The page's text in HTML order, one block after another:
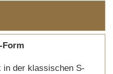
Form
in der klassischen S-